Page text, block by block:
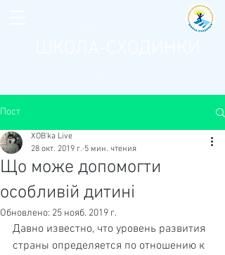
Пост
Що може допомогти
особливій дитині
XOB'ka Live
28 окт. 2019 г. 5 мин. чтения
Обновлено: 25 нояб. 2019 г.
Давно известно, что уровень развития
страны определяется по отношению к